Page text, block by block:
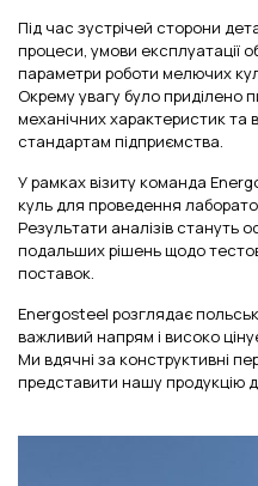
Під час зустрічей сторони
процеси, умови експлуатації
параметри роботи мелючих
Окрему увагу було приділено
механічних характеристик та
стандартам підприємства.
У рамках візиту команда
куль для проведення
Результати аналізів стануть
подальших рішень щодо
поставок.
Energosteel розглядає
важливий напрям і високо
Ми вдячні за конструктивні
представити нашу продукцію